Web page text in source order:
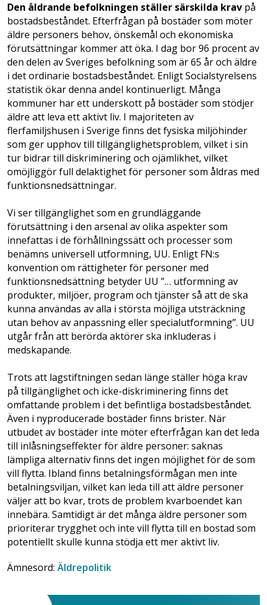
Den åldrande befolkningen ställer särskilda krav på
bostadsbeståndet. Efterfrågan på bostäder som möter
äldre personers behov, önskemål och ekonomiska
förutsättningar kommer att öka. I dag bor 96 procent av
den delen av Sveriges befolkning som är 65 år och äldre
i det ordinarie bostadsbeståndet. Enligt Socialstyrelsens
statistik ökar denna andel kontinuerligt. Många
kommuner har ett underskott på bostäder som stödjer
äldre att leva ett aktivt liv. I majoriteten av
flerfamiljshusen i Sverige finns det fysiska miljöhinder
som ger upphov till tillgänglighetsproblem, vilket i sin
tur bidrar till diskriminering och ojämlikhet, vilket
omöjliggör full delaktighet för personer som åldras med
funktionsnedsättningar.
Vi ser tillgänglighet som en grundläggande
förutsättning i den arsenal av olika aspekter som
innefattas i de förhållningssätt och processer som
benämns universell utformning, UU. Enligt FN:s
konvention om rättigheter för personer med
funktionsnedsättning betyder UU ”… utformning av
produkter, miljöer, program och tjänster så att de ska
kunna användas av alla i största möjliga utsträckning
utan behov av anpassning eller specialutformning”. UU
utgår från att berörda aktörer ska inkluderas i
medskapande.
Trots att lagstiftningen sedan länge ställer höga krav
på tillgänglighet och icke-diskriminering finns det
omfattande problem i det befintliga bostadsbeståndet.
Även i nyproducerade bostäder finns brister. När
utbudet av bostäder inte möter efterfrågan kan det leda
till inlåsningseffekter för äldre personer: saknas
lämpliga alternativ finns det ingen möjlighet för de som
vill flytta. Ibland finns betalningsförmågan men inte
betalningsviljan, vilket kan leda till att äldre personer
väljer att bo kvar, trots de problem kvarboendet kan
innebära. Samtidigt är det många äldre personer som
prioriterar trygghet och inte vill flytta till en bostad som
potentiellt skulle kunna stödja ett mer aktivt liv.
Ämnesord: Äldrepolitik